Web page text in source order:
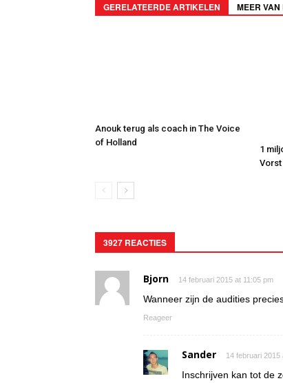
GERELATEERDE ARTIKELEN MEER VAN
Anouk terug als coach in The Voice
of Holland
1
3927 REACTIES
Bjorn 14 februari 2015 at 11:05 pm
Wanneer zijn de audities
Reageer
Sander 14 februari 2015
Inschrijven kan tot de